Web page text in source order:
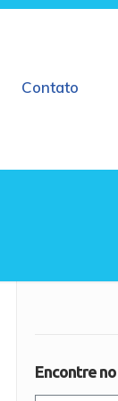
Contato
Encontre